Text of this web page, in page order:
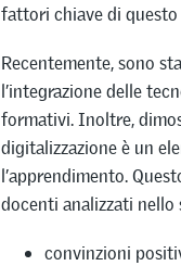
fattori chiave di questo
Recentemente, sono
l’integrazione delle
formativi. Inoltre,
digitalizzazione è un
l’apprendimento.
docenti analizzati nello
convinzioni